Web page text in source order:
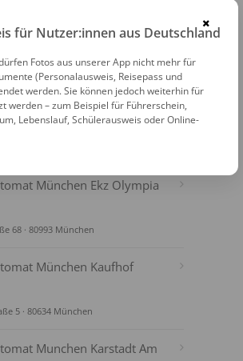
München Ekz Olympia
68 · 80993 München
München Kaufhof
5 · 80634 München
Munchen Karstadt Am
×
für Nutzer:innen aus Deutschland
Fotos aus unserer App nicht mehr für
(Personalausweis, Reisepass und
werden. Sie können jedoch weiterhin für
werden – zum Beispiel für Führerschein,
Lebenslauf, Schülerausweis oder Online-